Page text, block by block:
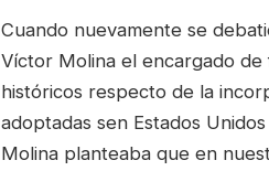
Cuando nuevamente se
Víctor Molina el encargado
históricos respecto de la
adoptadas sen Estados
Molina planteaba que en